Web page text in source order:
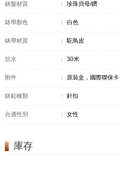
錶盤材質 ： 珍珠貝母/鑽
錶帶顏色 ： 白色
錶帶材質 ： 駝鳥皮
抗水 ： 30米
附件 ： 原裝盒，國際聯保
錶釦種類 ： 針扣
合適性別 ： 女性
庫存